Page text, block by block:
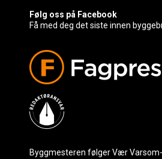
Følg oss på Facebook
Få med deg det siste innen
Byggmesteren følger Vær